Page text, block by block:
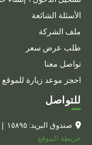
الأسئلة الشائعة
ملف الشركة
طلب عرض سعر
تواصل معنا
احجز موعد زيارة للموقع
للتواصل
صندوق البريد: ١٥٨٩٥ | العين ، الإمارات العربية المتحدة
خريطة الموقع